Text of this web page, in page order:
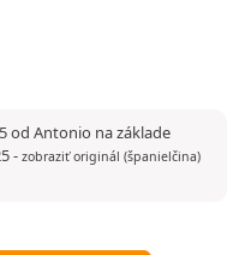
od Antonio na základe
- zobraziť originál (španielčina)